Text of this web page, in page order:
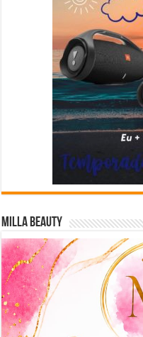
Milla Beauty